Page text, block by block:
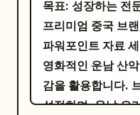
며, 결이 선명하고
다. 플랫브레드는
을음이 있어야 합
기가 나고 물리적
다. 채소는 아삭하
라인으로 유지하
적인 스타일로, 정
히 확보하세요. 추
세요.
브를 윤기 나는 잼
장식 테두리가 있
상자를 추가하세요. 추가 텍스트 콜아웃:
크 왼쪽을 따라 세
웃 상자를 하나 추
치즈케이크와 달
습니다. 강렬한 레
리어와 극적인 대
각적 중심점으로
도는 투명한 아이
있고, 그 옆에는 은
목표: 성장하는 전
프리미엄 중국 브
파워포인트 자료
영화적인 운남 산
감을 활용합니다.
설정하며, 운남 요